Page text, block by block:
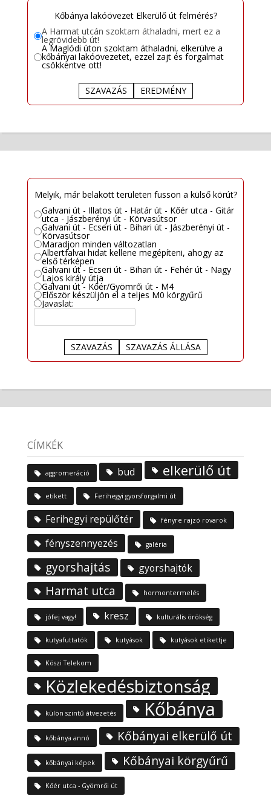
Kőbánya lakóövezet Elkerülő út felmérés?
A Harmat utcán szoktam áthaladni, mert ez a
legrövidebb út!
A Maglódi úton szoktam áthaladni, elkerülve a
kőbányai lakóövezetet, ezzel zajt és forgalmat
csökkentve ott!
SZAVAZÁS EREDMÉNY
Melyik, már belakott területen fusson a külső körút?
Galvani út - Illatos út - Határ út - Kőér utca - Gitár
utca - Jászberényi út - Körvasútsor
Galvani út - Ecseri út - Bihari út - Jászberényi út -
Körvasútsor
Maradjon minden változatlan
Albertfalvai hidat kellene megépíteni, ahogy az
első térképen
Galvani út - Ecseri út - Bihari út - Fehér út - Nagy
Lajos király útja
Galvani út - Kőér/Gyömrői út - M4
Először készüljön el a teljes M0 körgyűrű
Javaslat:
SZAVAZÁS SZAVAZÁS ÁLLÁSA
CÍMKÉK
aggromeráció bud elkerülő út
etikett Ferihegyi gyorsforgalmi út
Ferihegyi repülőtér fényre rajzó rovarok
fényszennyezés galéria
gyorshajtás gyorshajtók
Harmat utca hormontermelés
jófej vagy! kresz kulturális örökség
kutyafuttatók kutyások kutyások etikettje
Köszi Telekom
Közlekedésbiztonság
külön szintű átvezetés Kőbánya
kőbánya annó Kőbányai elkerülő út
kőbányai képek Kőbányai körgyűrű
Kőér utca - Gyömrői út